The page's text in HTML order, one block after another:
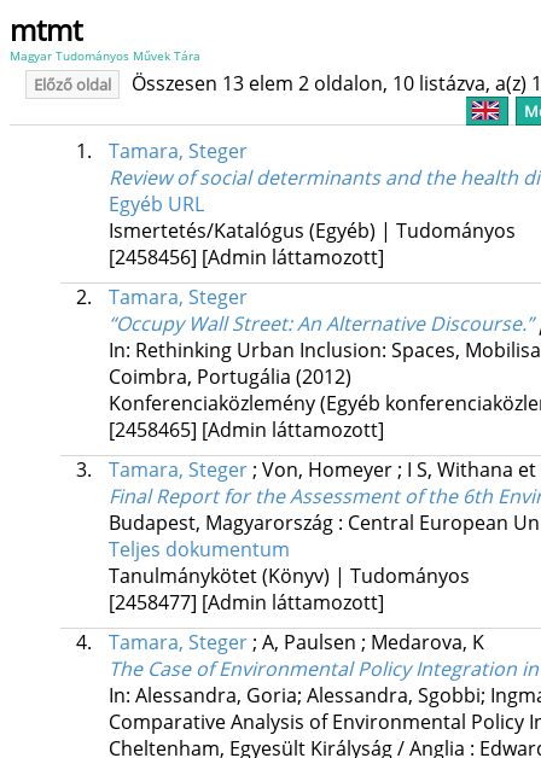
mtmt
Magyar Tudományos Művek Tára
Előző oldal Összesen 13 elem 2 oldalon, 10 listázva, a(z)
1.
Tamara, Steger
Review of social determinants and the health
Egyéb URL
Ismertetés/Katalógus (Egyéb) | Tudományos
[2458456] [Admin láttamozott]
2.
Tamara, Steger
“Occupy Wall Street: An Alternative Discourse.”
In: Rethinking Urban Inclusion: Spaces,
Coimbra, Portugália (2012)
Konferenciaközlemény (Egyéb
[2458465] [Admin láttamozott]
3.
Tamara, Steger; Von, Homeyer; I S, Withana et
Final Report for the Assessment of the 6th
Budapest, Magyarország : Central European
Teljes dokumentum
Tanulmánykötet (Könyv) | Tudományos
[2458477] [Admin láttamozott]
4.
Tamara, Steger; A, Paulsen ; Medarova, K
The Case of Environmental Policy Integration
In: Alessandra, Goria; Alessandra, Sgobbi;
Comparative Analysis of Environmental Policy
Cheltenham, Egyesült Királyság / Anglia :